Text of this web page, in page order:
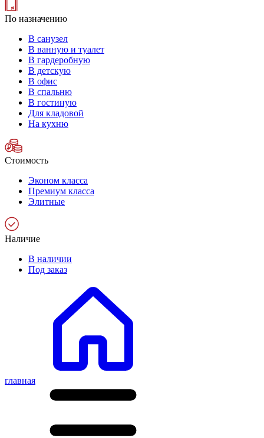
По назначению
В санузел
В ванную и туалет
В гардеробную
В детскую
В офис
В спальню
В гостиную
Для кладовой
На кухню
Стоимость
Эконом класса
Премиум класса
Элитные
Наличие
В наличии
Под заказ
главная